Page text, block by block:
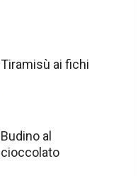
Tiramisù ai fichi
Budino al
cioccolato